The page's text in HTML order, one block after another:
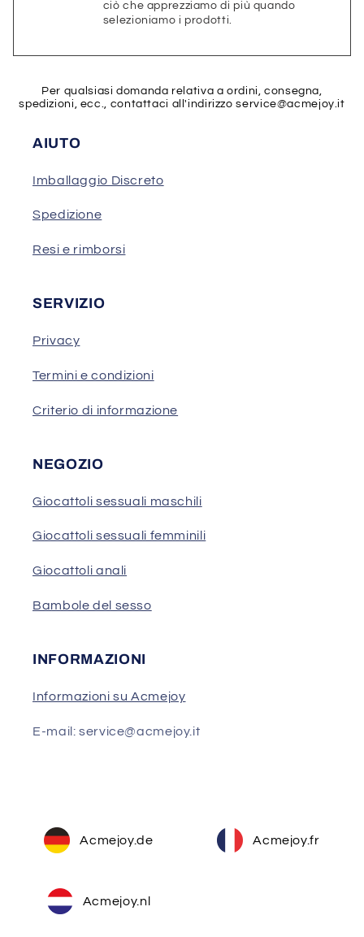
ciò che apprezziamo di più quando
selezioniamo i prodotti.
Per qualsiasi domanda relativa a ordini, consegna,
spedizioni, ecc., contattaci all'indirizzoservice@acmejoy.it
AIUTO
Imballaggio Discreto
Spedizione
Resi e rimborsi
SERVIZIO
Privacy
Termini e condizioni
Criterio di informazione
NEGOZIO
Giocattoli sessuali maschili
Giocattoli sessuali femminili
Giocattoli anali
Bambole del sesso
INFORMAZIONI
Informazioni su Acmejoy
E-mail: service@acmejoy.it
Acmejoy.de Acmejoy.fr
Acmejoy.nl